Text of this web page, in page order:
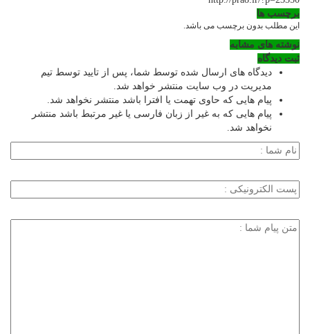
برچسب ها
این مطلب بدون برچسب می باشد.
نوشته های مشابه
ثبت دیدگاه
دیدگاه های ارسال شده توسط شما، پس از تایید توسط تیم
مدیریت در وب سایت منتشر خواهد شد.
پیام هایی که حاوی تهمت یا افترا باشد منتشر نخواهد شد.
پیام هایی که به غیر از زبان فارسی یا غیر مرتبط باشد منتشر
نخواهد شد.